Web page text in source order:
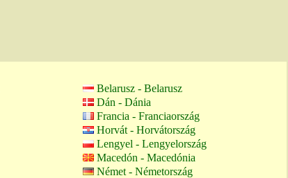
Belarusz - Belarusz
Dán - Dánia
Francia - Franciaország
Horvát - Horvátország
Lengyel - Lengyelország
Macedón - Macedónia
Német - Németország